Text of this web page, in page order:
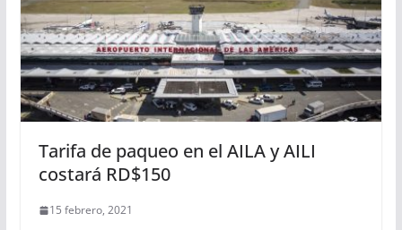
Tarifa de paqueo en el AILA y AILI
costará RD$150
15 febrero, 2021